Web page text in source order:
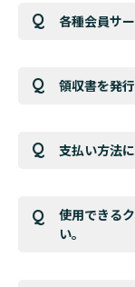
各種会員サ
領収書を発
支払い方法
使用できる
い。